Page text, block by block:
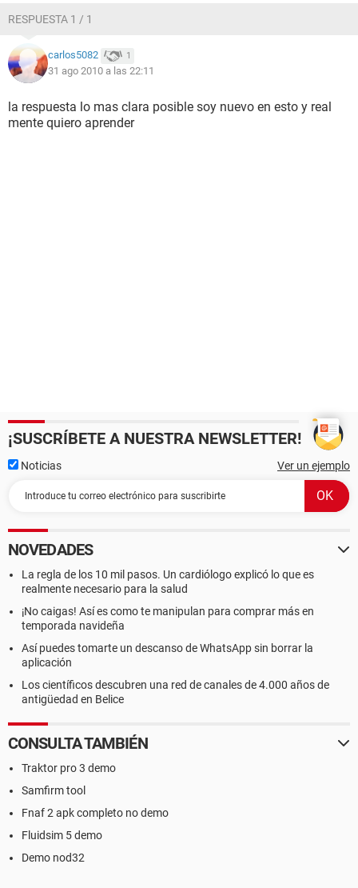
RESPUESTA 1 / 1
carlos5082 1
31 ago 2010 a las 22:11
la respuesta lo mas clara posible soy nuevo en esto y real
mente quiero aprender
¡SUSCRÍBETE A NUESTRA NEWSLETTER!
Noticias Ver un ejemplo
NOVEDADES
La regla de los 10 mil pasos. Un cardiólogo explicó lo que es
realmente necesario para la salud
¡No caigas! Así es como te manipulan para comprar más en
temporada navideña
Así puedes tomarte un descanso de WhatsApp sin borrar la
aplicación
Los científicos descubren una red de canales de 4.000 años de
antigüedad en Belice
CONSULTA TAMBIÉN
Traktor pro 3 demo
Samfirm tool
Fnaf 2 apk completo no demo
Fluidsim 5 demo
Demo nod32